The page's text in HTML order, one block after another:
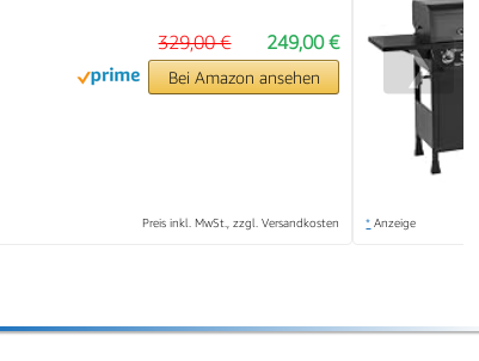
249,00 €
329,00 €
Bei Amazon ansehen
Preis inkl. MwSt., zzgl. Versandkosten * Anzeige
❯